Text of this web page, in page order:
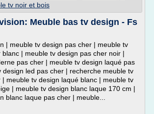
tv noir et bois
Meuble bas tv design - Fs
| meuble tv design pas cher | meuble tv
blanc | meuble tv design pas cher noir |
pas cher | meuble tv design laqué pas
design led pas cher | recherche meuble tv
| meuble tv design laqué blanc | meuble tv
| meuble tv design blanc laque 170 cm |
blanc laque pas cher | meuble...